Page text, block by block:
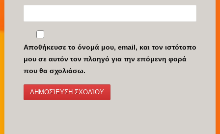
Αποθήκευσε το όνομά μου, email, και τον ιστότοπο
μου σε αυτόν τον πλοηγό για την επόμενη φορά
που θα σχολιάσω.